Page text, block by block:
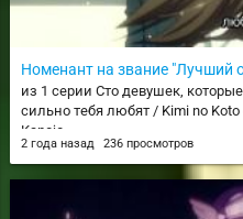
Номенант на звание "Лучший
из 1 серии Сто девушек,
сильно тебя любят / Kimi no
Kanojo
2 года назад 236 просмотров